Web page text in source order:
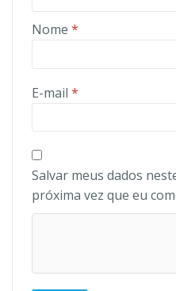
Nome *
E-mail *
Salvar meus dados
próxima vez que eu